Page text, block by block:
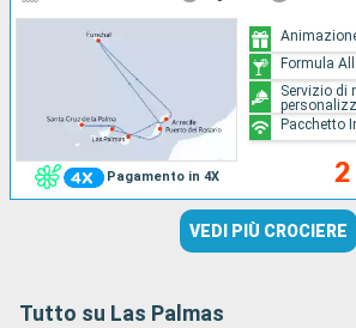
Pagamento in 4X 2
Formula
Servizio di
Pacchetto
VEDI PIÙ CROCIERE
Tutto su Las Palmas